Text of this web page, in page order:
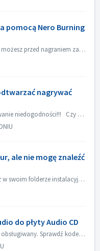
pomocą Nero Burning
Jeżeli posiadasz wiele nagrywarek, możesz przed nagraniem zaznaczyć opcję "Użyj wielu nagrywarek" w zakładce Burn. Jeżeli nie masz wielu nagryw...
nagrywać
Bardzo przepraszam za spowodowanie niedogodności!!! Czy mógłbyś odtworzyć za pomocą Nero MediaHome i sprawdzić meta dane? Twój odtwarzacz musi obsługiwać ...
ale nie mogę znaleźć
NeroSecurDiscViewer.exe znajdziesz w swoim folderze instalacyjnym, coś jak: C:‖Programy (x86)‖Nero 2023‖Nero Burning ROM‖SecurDisc. Na płycie powinien być ...
do płyty Audio CD
Kodek Apple Lossless Audio nie jest obsługiwany. Sprawdź kodek audio swoich plików. Lub wyślij je do nas w celu sprawdzenia.